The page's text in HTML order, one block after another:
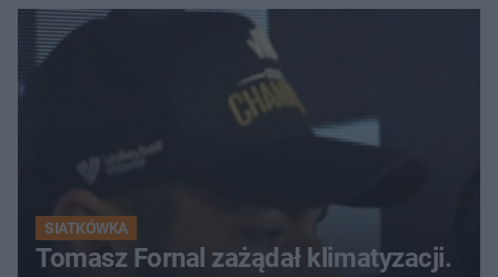
SIATKÓWKA
Tomasz Fornal zażądał klimatyzacji.